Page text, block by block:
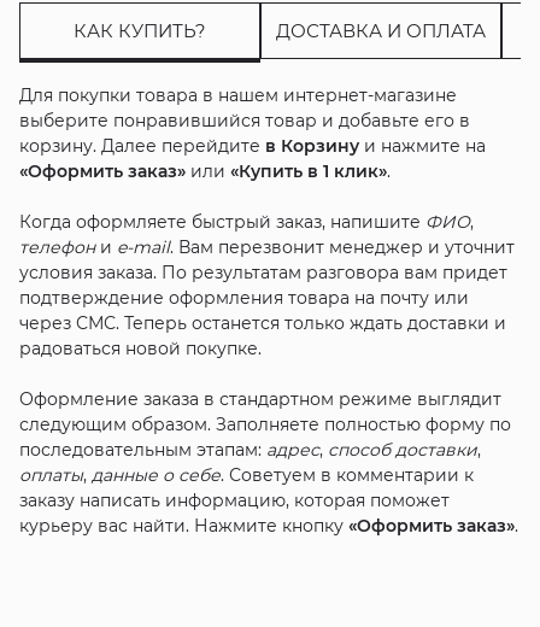
КАК КУПИТЬ? ДОСТАВКА И ОПЛАТА
Для покупки товара в нашем интернет-магазине
выберите понравившийся товар и добавьте его в
корзину. Далее перейдите в Корзинуи нажмите на
«Оформить заказ»или «Купить в 1 клик».
Когда оформляете быстрый заказ, напишите ФИО,
телефони e-mail. Вам перезвонит менеджер и уточнит
условия заказа. По результатам разговора вам придет
подтверждение оформления товара на почту или
через СМС. Теперь останется только ждать доставки и
радоваться новой покупке.
Оформление заказа в стандартном режиме выглядит
следующим образом. Заполняете полностью форму по
последовательным этапам: адрес, способ доставки,
оплаты, данные о себе. Советуем в комментарии к
заказу написать информацию, которая поможет
курьеру вас найти. Нажмите кнопку «Оформить заказ».